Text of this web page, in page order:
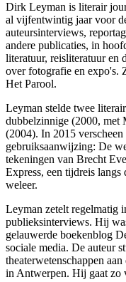
Dirk Leyman is literair
al vijfentwintig jaar voor
auteursinterviews,
andere publicaties, in
literatuur, reisliteratuur en
over fotografie en expo's.
Het Parool.
Leyman stelde twee
dubbelzinnige (2000, met
(2004). In 2015
gebruiksaanwijzing: De
tekeningen van Brecht
Express, een tijdreis langs
weleer.
Leyman zetelt regelmatig
publieksinterviews. Hij
gelauwerde boekenblog
sociale media. De auteur
theaterwetenschappen
in Antwerpen. Hij gaat zo